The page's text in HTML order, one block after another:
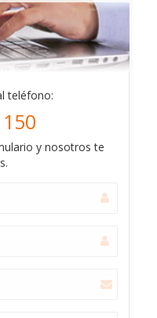
teléfono:
y nosotros te